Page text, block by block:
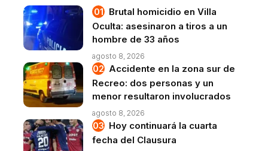
Brutal homicidio en Villa
Oculta: asesinaron a tiros a un
hombre de 33 años
agosto 8, 2026
Accidente en la zona sur de
Recreo: dos personas y un
menor resultaron involucrados
agosto 8, 2026
Hoy continuará la cuarta
fecha del Clausura